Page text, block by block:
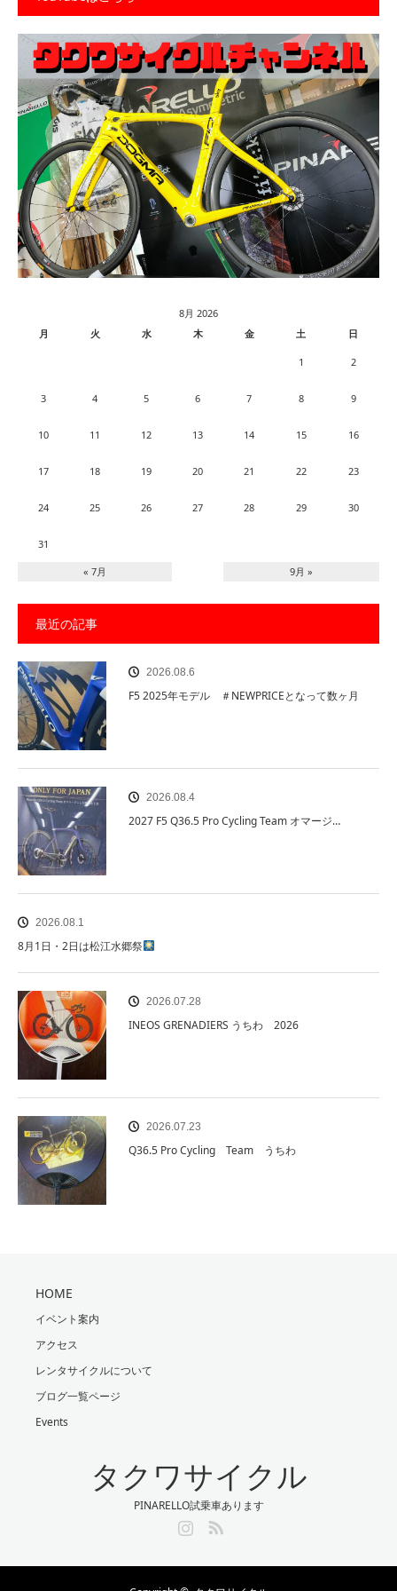
8月 2026
月
火 水 木 金 土 日
1 2
3 4 5 6 7 8 9
10 11 12 13 14 15 16
17 18 19 20 21 22 23
24 25 26 27 28 29 30
31
« 7月 9月 »
最近の記事
2026.08.6
F5 2025年モデル ＃NEWPRICEとなって数ヶ月
2026.08.4
2027 F5 Q36.5 Pro Cycling Team オマージ…
2026.08.1
8月1日・2日は松江水郷祭
2026.07.28
INEOS GRENADIERS うちわ 2026
2026.07.23
Q36.5 Pro Cycling Team うちわ
HOME
イベント案内
アクセス
レンタサイクルについて
ブログ一覧ページ
Events
タクワサイクル
PINARELLO試乗車あります